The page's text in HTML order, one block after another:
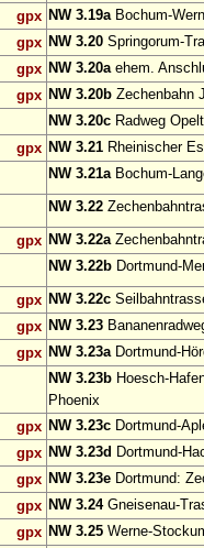
gpx NW 3.19aBochum-
gpx NW 3.20 Springorum-
gpx NW 3.20aehem.
gpx NW 3.20b Zechenbahn
NW 3.20c Radweg
gpx NW 3.21 Rheinischer
NW 3.21aBochum-
NW 3.22
gpx NW 3.22a
NW 3.22b Dortmund-
gpx NW 3.22c
gpx NW 3.23
gpx NW 3.23aDortmund-
NW 3.23b Hoesch-
Phoenix
gpx NW 3.23c Dortmund-
gpx NW 3.23d Dortmund-
gpx NW 3.23e Dortmund:
gpx NW 3.24Gneisenau-
gpx NW 3.25 Werne-